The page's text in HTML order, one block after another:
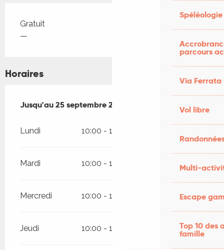
Spéléologie
parcours
Via Ferrata
Vol libre
Multi-
Escape
Top 10 des
famille
Tarifs 2026
Gratuit
—
Horaires
Du10 mai 2026au25 septembre 2026
Jusqu'au25 septembre 2026
Lundi 10:00 - 19:00
Mardi 10:00 - 19:00
Mercredi 10:00 - 19:00
Jeudi 10:00 - 19:00